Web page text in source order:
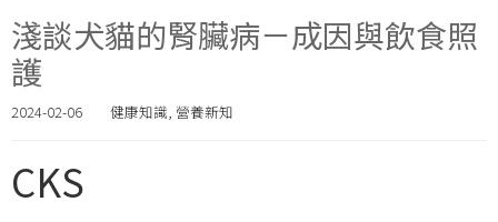
淺談犬貓的腎臟病－成因與飲食照
護
2024-02-06 健康知識, 營養新知
CKS